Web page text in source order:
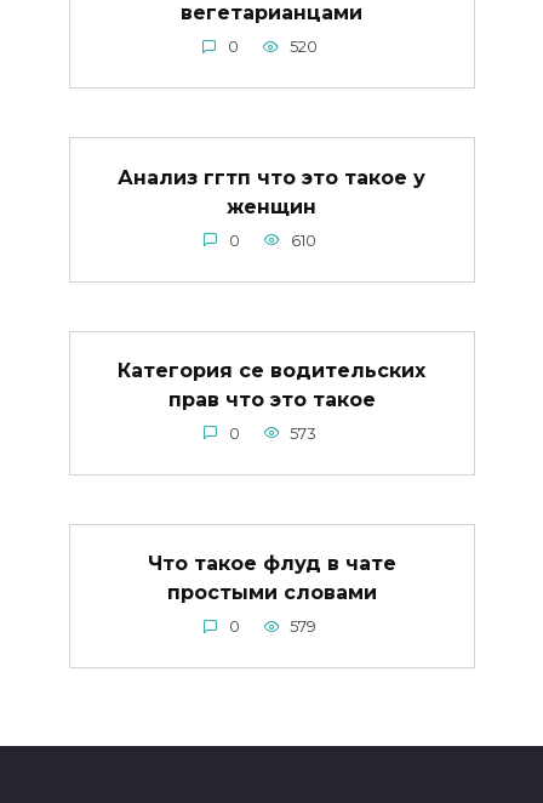
вегетарианцами
0 520
Анализ ггтп что это такое у
женщин
0 610
Категория се водительских
прав что это такое
0 573
Что такое флуд в чате
простыми словами
0 579